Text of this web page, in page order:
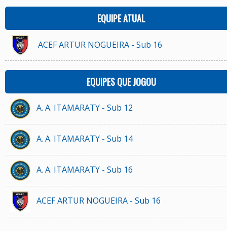
EQUIPE ATUAL
ACEF ARTUR NOGUEIRA - Sub 16
EQUIPES QUE JOGOU
A. A. ITAMARATY - Sub 12
A. A. ITAMARATY - Sub 14
A. A. ITAMARATY - Sub 16
ACEF ARTUR NOGUEIRA - Sub 16